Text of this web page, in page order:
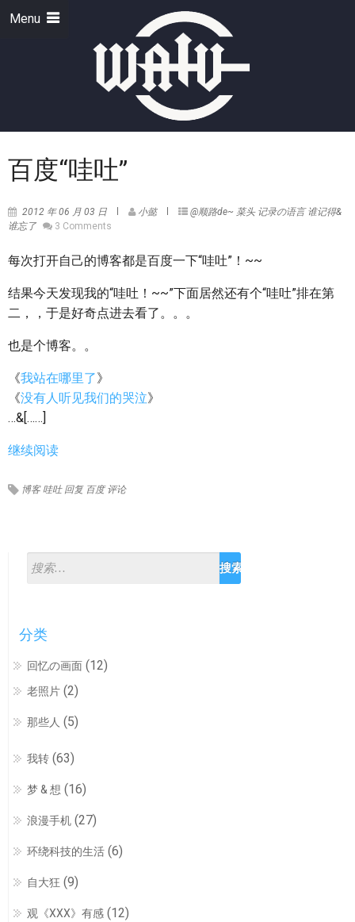
Menu
百度“哇吐”
2012 年 06 月 03 日 小懿 @顺路de~ 菜头 记录の语言 谁记得&
谁忘了
3 Comments
每次打开自己的博客都是百度一下“哇吐”！~~
结果今天发现我的“哇吐！~~”下面居然还有个“哇吐”排在第
二，，于是好奇点进去看了。。。
也是个博客。。
《我站在哪里了》
《没有人听见我们的哭泣》
…&[……]
继续阅读
博客 哇吐 回复 百度 评论
分类
回忆の画面 (12)
老照片 (2)
那些人 (5)
我转 (63)
梦 & 想 (16)
浪漫手机 (27)
环绕科技的生活 (6)
自大狂 (9)
观《XXX》有感 (12)